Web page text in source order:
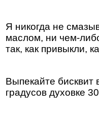
Я никогда не
маслом, ни чем-
так, как привыкли,
Выпекайте бисквит
градусов духовке